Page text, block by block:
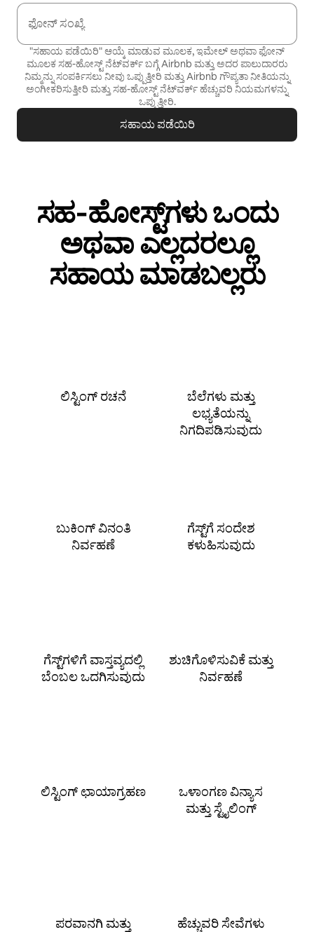
ಫೋನ್ ಸಂಖ್ಯೆ
"ಸಹಾಯ ಪಡೆಯಿರಿ" ಆಯ್ಕೆ ಮಾಡುವ ಮೂಲಕ, ಇಮೇಲ್ ಅಥವಾ ಫೋನ್
ಮೂಲಕ ಸಹ-ಹೋಸ್ಟ್ ನೆಟ್‌ವರ್ಕ್ ಬಗ್ಗೆ Airbnb ಮತ್ತು ಅದರ ಪಾಲುದಾರರು
ನಿಮ್ಮನ್ನು ಸಂಪರ್ಕಿಸಲು ನೀವು ಒಪ್ಪುತ್ತೀರಿ ಮತ್ತು Airbnb ಗೌಪ್ಯತಾ ನೀತಿಯನ್ನು
ಅಂಗೀಕರಿಸುತ್ತೀರಿ ಮತ್ತು ಸಹ-ಹೋಸ್ಟ್ ನೆಟ್‌ವರ್ಕ್ ಹೆಚ್ಚುವರಿ ನಿಯಮಗಳನ್ನು
ಒಪ್ಪುತ್ತೀರಿ.
ಸಹಾಯ ಪಡೆಯಿರಿ
ಸಹ‑ಹೋಸ್ಟ್‌ಗಳು ಒಂದು
ಅಥವಾ ಎಲ್ಲದರಲ್ಲೂ
ಸಹಾಯ ಮಾಡಬಲ್ಲರು
ಲಿಸ್ಟಿಂಗ್ ರಚನೆ
ಬೆಲೆಗಳು ಮತ್ತು
ಲಭ್ಯತೆಯನ್ನು
ನಿಗದಿಪಡಿಸುವುದು
ಬುಕಿಂಗ್ ವಿನಂತಿ
ನಿರ್ವಹಣೆ
ಗೆಸ್ಟ್‌ಗೆ ಸಂದೇಶ
ಕಳುಹಿಸುವುದು
ಗೆಸ್ಟ್‌ಗಳಿಗೆ ವಾಸ್ತವ್ಯದಲ್ಲಿ
ಬೆಂಬಲ ಒದಗಿಸುವುದು
ಶುಚಿಗೊಳಿಸುವಿಕೆ ಮತ್ತು
ನಿರ್ವಹಣೆ
ಲಿಸ್ಟಿಂಗ್ ಛಾಯಾಗ್ರಹಣ
ಒಳಾಂಗಣ ವಿನ್ಯಾಸ
ಮತ್ತು ಸ್ಟೈಲಿಂಗ್
ಪರವಾನಗಿ ಮತ್ತು ಹೆಚ್ಚುವರಿ ಸೇವೆಗಳು